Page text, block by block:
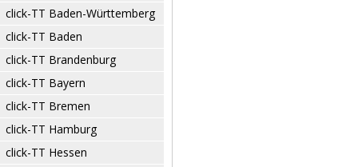
click-TT Baden-Württemberg
click-TT Baden
click-TT Brandenburg
click-TT Bayern
click-TT Bremen
click-TT Hamburg
click-TT Hessen